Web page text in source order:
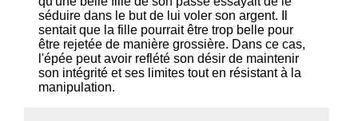
séduire dans le but de lui voler son argent. Il
sentait que la fille pourrait être trop belle pour
être rejetée de manière grossière. Dans ce cas,
l'épée peut avoir reflété son désir de maintenir
son intégrité et ses limites tout en résistant à la
manipulation.